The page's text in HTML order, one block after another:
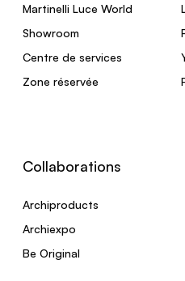
Martinelli Luce World
Showroom
Centre de services
Zone réservée
Collaborations
Archiproducts
Archiexpo
Be Original